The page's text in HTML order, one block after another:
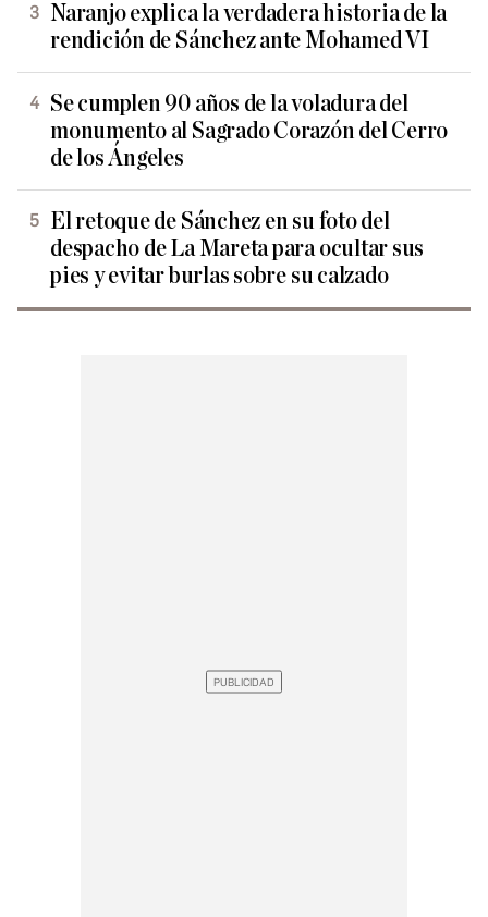
Naranjo explica la verdadera historia de la
rendición de Sánchez ante Mohamed VI
Se cumplen 90 años de la voladura del
monumento al Sagrado Corazón del Cerro
de los Ángeles
El retoque de Sánchez en su foto del
despacho de La Mareta para ocultar sus
pies y evitar burlas sobre su calzado